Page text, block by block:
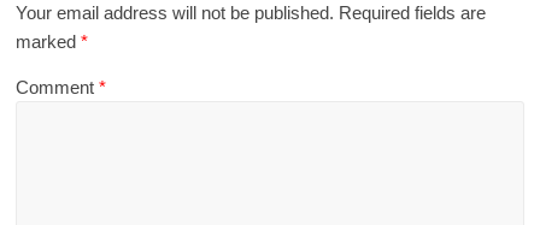
Your email address will not be published. Required fields are
marked*
Comment*